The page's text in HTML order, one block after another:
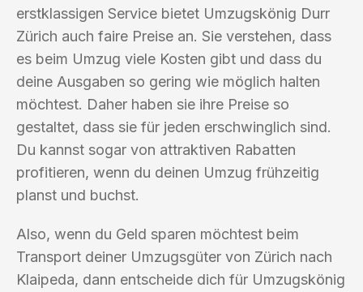
erstklassigen Service bietet Umzugskönig Durr
Zürich auch faire Preise an. Sie verstehen, dass
es beim Umzug viele Kosten gibt und dass du
deine Ausgaben so gering wie möglich halten
möchtest. Daher haben sie ihre Preise so
gestaltet, dass sie für jeden erschwinglich sind.
Du kannst sogar von attraktiven Rabatten
profitieren, wenn du deinen Umzug frühzeitig
planst und buchst.
Also, wenn du Geld sparen möchtest beim
Transport deiner Umzugsgüter von Zürich nach
Klaipeda, dann entscheide dich für Umzugskönig